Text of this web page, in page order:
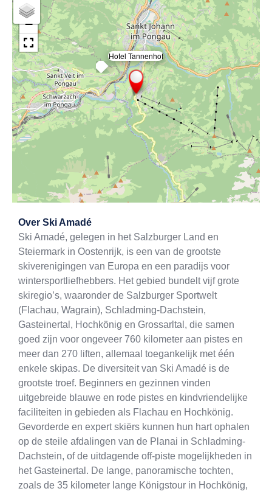
Hotel Tannenhof
×
+
−
Over Ski Amadé
Ski Amadé, gelegen in het Salzburger Land en
Steiermark in Oostenrijk, is een van de grootste
skiverenigingen van Europa en een paradijs voor
wintersportliefhebbers. Het gebied bundelt vijf grote
skiregio’s, waaronder de Salzburger Sportwelt
(Flachau, Wagrain), Schladming-Dachstein,
Gasteinertal, Hochkönig en Grossarltal, die samen
goed zijn voor ongeveer 760 kilometer aan pistes en
meer dan 270 liften, allemaal toegankelijk met één
enkele skipas. De diversiteit van Ski Amadé is de
grootste troef. Beginners en gezinnen vinden
uitgebreide blauwe en rode pistes en kindvriendelijke
faciliteiten in gebieden als Flachau en Hochkönig.
Gevorderde en expert skiërs kunnen hun hart ophalen
op de steile afdalingen van de Planai in Schladming-
Dachstein, of de uitdagende off-piste mogelijkheden in
het Gasteinertal. De lange, panoramische tochten,
zoals de 35 kilometer lange Königstour in Hochkönig,